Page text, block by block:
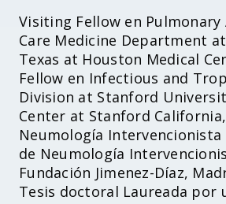
Visiting Fellow en Pulmonary
Care Medicine Department
Texas at Houston Medical
Fellow en Infectious and
Division at Stanford
Center at Stanford California,
Neumología Intervencionista
de Neumología
Fundación Jimenez-Díaz,
Tesis doctoral Laureada por